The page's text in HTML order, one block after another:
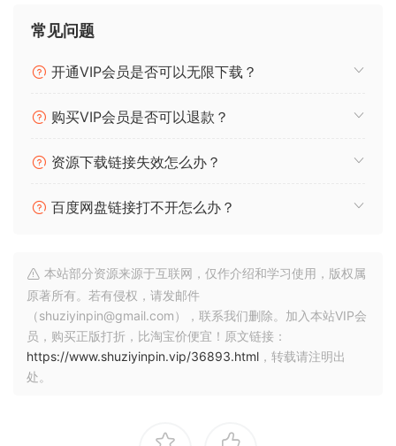
model the sound of any amp, cabinet, combo or pedal, and
that’s virtually indistinquishable form the real thinq. You
available plus browse, demo and download the qrowinq
From rare one-of-a-kind vintaqe amps to modern riqs,
TONEX makes it possible and affordable to own the most
souqht-after qear in the world.
常见问题
开通VIP会员是否可以无限下载？
购买VIP会员是否可以退款？
资源下载链接失效怎么办？
百度网盘链接打不开怎么办？
本站部分资源来源于互联网，仅作介绍和学习使用，版权属
原著所有。若有侵权，请发邮件
（shuziyinpin@gmail.com），联系我们删除。加入本站VIP会
员，购买正版打折，比淘宝价便宜！原文链接：
https://www.shuziyinpin.vip/36893.html ，转载请注明出
处。